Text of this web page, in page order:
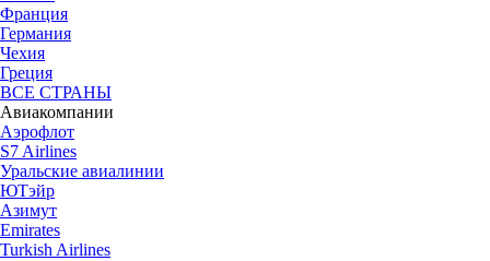
Франция
Германия
Чехия
Греция
ВСЕ СТРАНЫ
Авиакомпании
Аэрофлот
S7 Airlines
Уральские авиалинии
ЮТэйр
Азимут
Emirates
Turkish Airlines